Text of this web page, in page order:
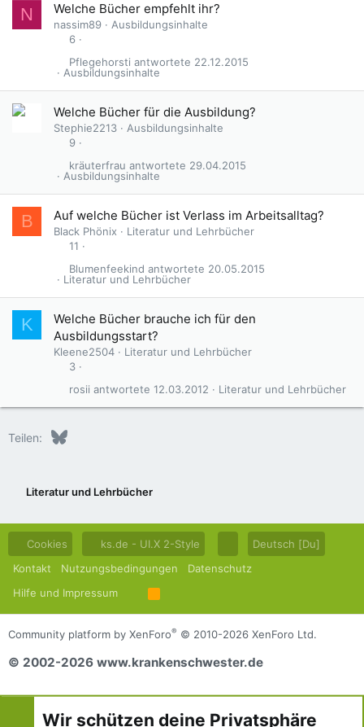
N Welche Bücher empfehlt ihr?
nassim89
Ausbildungsinhalte
6
Ausbildungsinhalte
22.12.2015
Pflegehorsti
Welche Bücher für die Ausbildung?
Stephie2213
Ausbildungsinhalte
9
Ausbildungsinhalte
29.04.2015
kräuterfrau
B Auf welche Bücher ist Verlass im Arbeitsalltag?
Black Phönix
Literatur und Lehrbücher
11
Literatur und Lehrbücher
20.05.2015
Blumenfeekind
K
Welche Bücher brauche ich für den
Ausbildungsstart?
Kleene2504
Literatur und Lehrbücher
3
Literatur und Lehrbücher
12.03.2012
rosii
Teilen: Bluesky
Literatur und Lehrbücher
Cookies ks.de - UI.X 2-Style
Deutsch [Du]
Kontakt
Nutzungsbedingungen
Datenschutz
Hilfe und Impressum
R
S
S
Community platform by XenForo® © 2010-2026 XenForo Ltd.
© 2002-2026 www.krankenschwester.de
Wir schützen deine Privatsphäre